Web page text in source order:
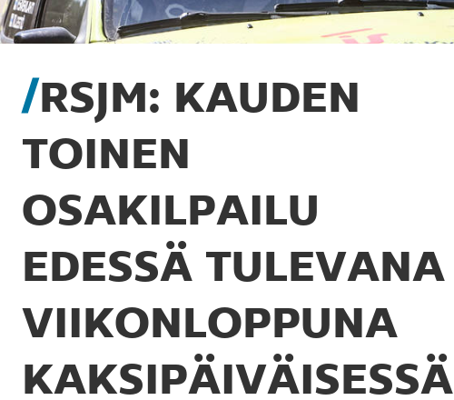
RSJM: KAUDEN
TOINEN
OSAKILPAILU
EDESSÄ TULEVANA
VIIKONLOPPUNA
KAKSIPÄIVÄISESSÄ